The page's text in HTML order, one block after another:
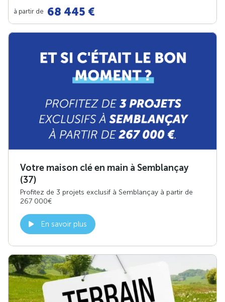
à partir de 68 445 €
Votre maison clé en main à Semblançay
(37)
Profitez de 3 projets exclusif à Semblançay à partir de
267 000€
En savoir plus